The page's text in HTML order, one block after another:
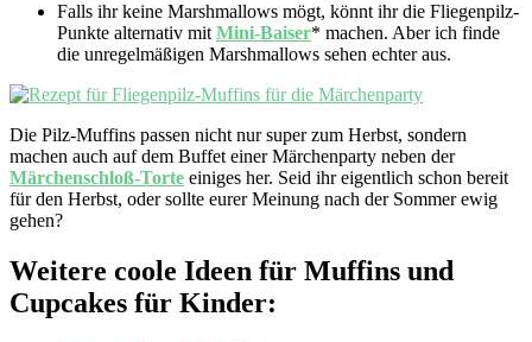
Falls ihr keine Marshmallows mögt, könnt ihr die Fliegenpilz-
Punkte alternativ mitMini-Baiser* machen. Aber ich finde
die unregelmäßigen Marshmallows sehen echter aus.
Die Pilz-Muffins passen nicht nur super zum Herbst, sondern
machen auch auf dem Buffet einer Märchenparty neben der
Märchenschloß-Torte einiges her. Seid ihr eigentlich schon bereit
für den Herbst, oder sollte eurer Meinung nach der Sommer ewig
gehen?
Weitere coole Ideen für Muffins und
Cupcakes für Kinder: